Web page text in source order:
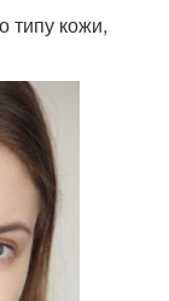
типу кожи,